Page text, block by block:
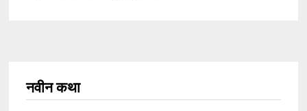
नवीन कथा